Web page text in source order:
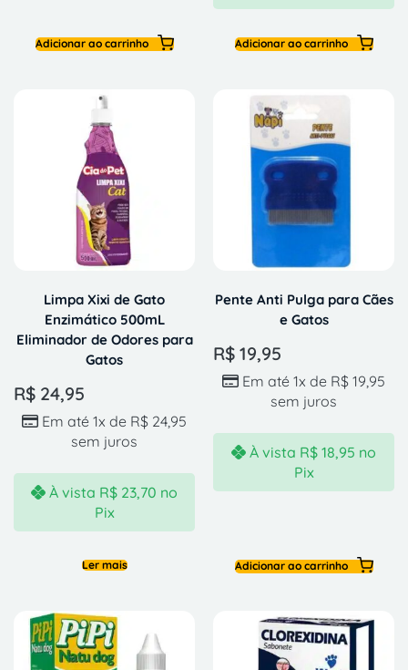
Adicionar ao carrinho Adicionar ao carrinho
Limpa Xixi de Gato
Enzimático 500mL
Eliminador de Odores para
Gatos
R$ 24,95
Em até 1x de R$ 24,95
sem juros
À vista R$ 23,70 no
Pix
Ler mais
Pente Anti Pulga para Cães
e Gatos
R$ 19,95
Em até 1x de R$ 19,95
sem juros
À vista R$ 18,95 no
Pix
Adicionar ao carrinho